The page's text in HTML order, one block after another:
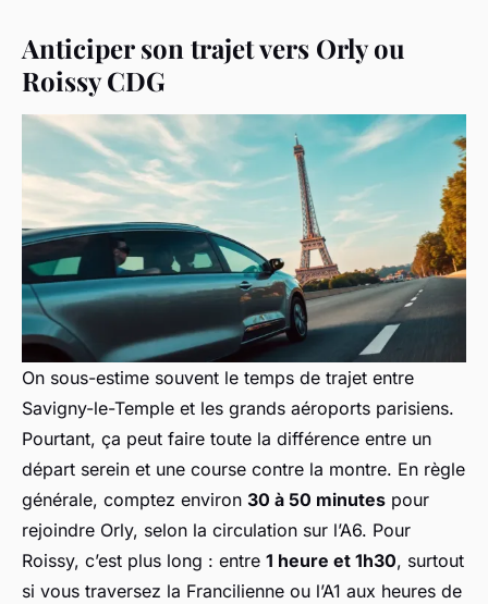
Anticiper son trajet vers Orly ou
Roissy CDG
On sous-estime souvent le temps de trajet entre
Savigny-le-Temple et les grands aéroports parisiens.
Pourtant, ça peut faire toute la différence entre un
départ serein et une course contre la montre. En règle
générale, comptez environ 30 à 50 minutes pour
rejoindre Orly, selon la circulation sur l’A6. Pour
Roissy, c’est plus long : entre 1 heure et 1h30, surtout
si vous traversez la Francilienne ou l’A1 aux heures de